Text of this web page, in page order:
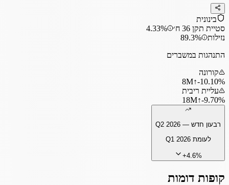
בינונית
סטיית תקן 36 ח׳
4.33%
נזילות
89.3%
התנהגות במשברים
קורונה
‎-10.10%
↑
8M
עליית ריבית
‎-9.70%
↑
18M
רבעון חדש — Q2 2026
לעומתQ1 2026
+4.6%
קופות דומות